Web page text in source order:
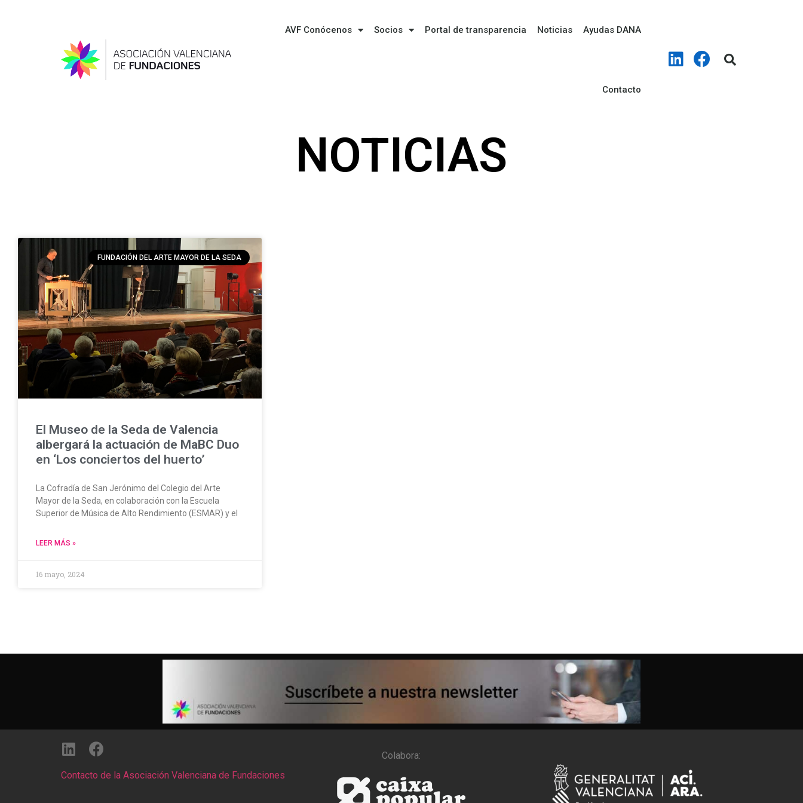
AVF Conócenos Socios Portal de transparencia Noticias Ayudas DANA
Contacto
NOTICIAS
FUNDACIÓN DEL ARTE MAYOR DE LA SEDA
El Museo de la Seda de Valencia
albergará la actuación de MaBC Duo
en ‘Los conciertos del huerto’
La Cofradía de San Jerónimo del Colegio del Arte
Mayor de la Seda, en colaboración con la Escuela
Superior de Música de Alto Rendimiento (ESMAR) y el
LEER MÁS »
16 mayo, 2024
Contacto de la Asociación Valenciana de Fundaciones
Colabora: